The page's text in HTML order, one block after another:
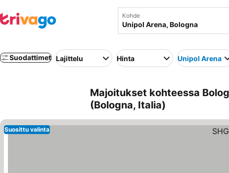
Kohde
Suodattimet Lajittelu Hinta Unipol Arena
Majoitukset kohteessa
(Bologna, Italia)
Suosittu valinta